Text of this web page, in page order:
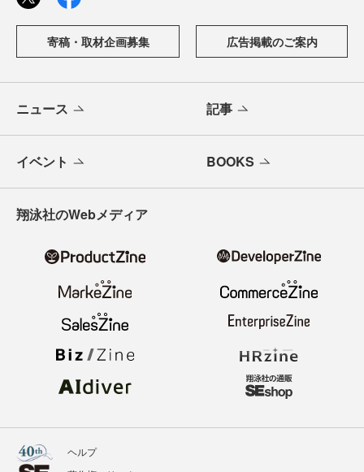
寄稿・取材企画募集 広告掲載のご案内
ニュース 記事
イベント BOOKS
翔泳社のWebメディア
ヘルプ